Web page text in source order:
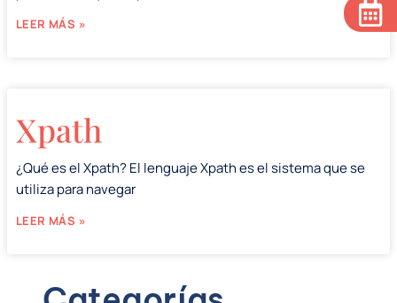
LEER MÁS »
Xpath
¿Qué es el Xpath? El lenguaje Xpath es el sistema que se
utiliza para navegar
LEER MÁS »